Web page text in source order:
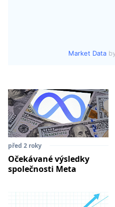
Market Data
před 2 roky
Očekávané výsledky
společnosti Meta